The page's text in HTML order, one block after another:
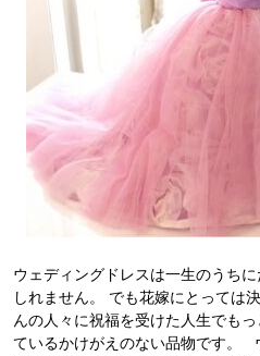
ウェディングドレスは一生のうち
しれません。 でも花嫁にとっては
んの人々に祝福を受けた人生でも
ているかけがえのない品物です。